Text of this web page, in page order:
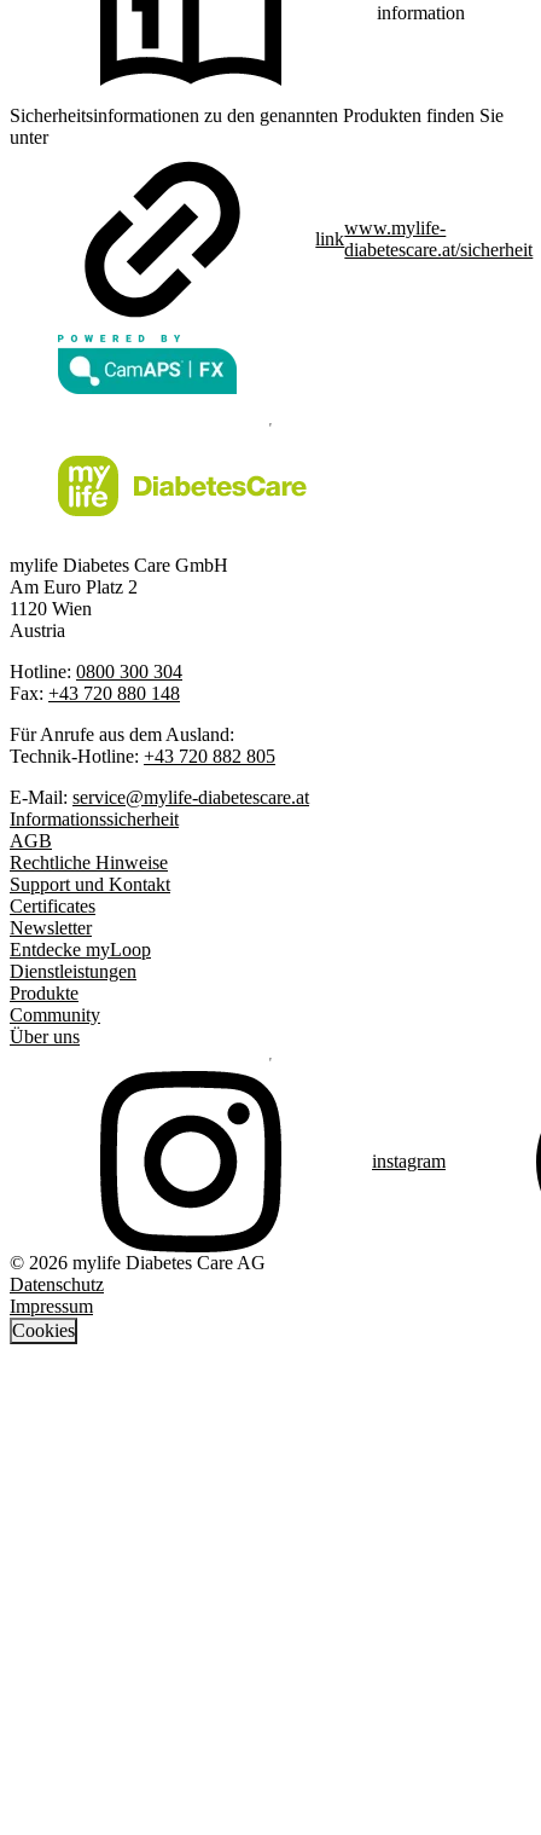
information
Sicherheitsinformationen zu den genannten Produkten finden Sie
unter
link
www.mylife-
diabetescare.at/sicherheit
mylife Diabetes Care GmbH
Am Euro Platz 2
1120 Wien
Austria
Hotline: 0800 300 304
Fax: +43 720 880 148
Für Anrufe aus dem Ausland:
Technik-Hotline: +43 720 882 805
E-Mail: service@mylife-diabetescare.at
Informationssicherheit
AGB
Rechtliche Hinweise
Support und Kontakt
Certificates
Newsletter
Entdecke myLoop
Dienstleistungen
Produkte
Community
Über uns
instagram
© 2026 mylife Diabetes Care AG
Datenschutz
Impressum
Cookies